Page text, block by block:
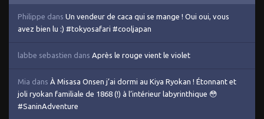
Philippe dans Un vendeur de caca qui se mange ! Oui oui, vous
avez bien lu :) #tokyosafari #cooljapan
labbe sebastien dans Après le rouge vient le violet
Mia dans À Misasa Onsen j’ai dormi au Kiya Ryokan ! Étonnant et
joli ryokan familiale de 1868 (!) à l’intérieur labyrinthique 😳
#SaninAdventure